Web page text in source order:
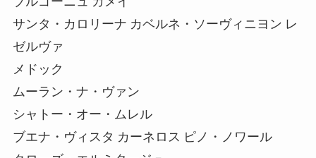
サンタ・カロリーナ カベルネ・ソーヴィニヨン レ
ゼルヴァ
メドック
ムーラン・ナ・ヴァン
シャトー・オー・ムレル
ブエナ・ヴィスタ カーネロス ピノ・ノワール